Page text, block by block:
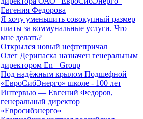
Евгения Федорова
Я хочу уменьшить совокупный размер
платы за коммунальные услуги. Что
мне делать?
Открылся новый нефтепричал
Олег Дерипаска назначен генеральным
директором En+ Group
Под надёжным крылом Подшефной
«ЕвроСибЭнерго» школе - 100 лет
Интервью — Евгений Федоров,
генеральный директор
«Евросибэнерго»